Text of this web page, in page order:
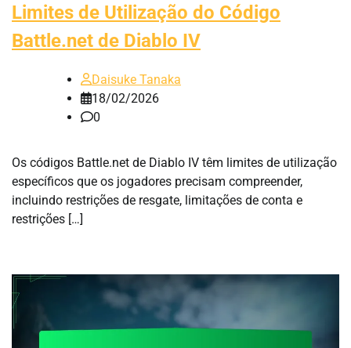
Limites de Utilização do Código
Battle.net de Diablo IV
Daisuke Tanaka
18/02/2026
0
Os códigos Battle.net de Diablo IV têm limites de utilização
específicos que os jogadores precisam compreender,
incluindo restrições de resgate, limitações de conta e
restrições […]